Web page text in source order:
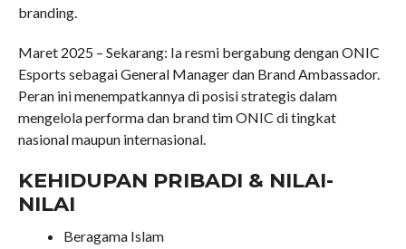
branding.
Maret 2025 – Sekarang: Ia resmi bergabung dengan ONIC
Esports sebagai General Manager dan Brand Ambassador.
Peran ini menempatkannya di posisi strategis dalam
mengelola performa dan brand tim ONIC di tingkat
nasional maupun internasional.
KEHIDUPAN PRIBADI & NILAI-
NILAI
Beragama Islam